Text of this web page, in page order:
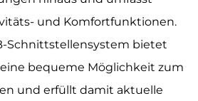
und Komfortfunktionen.
Schnittstellensystem bietet
bequeme Möglichkeit zum
und erfüllt damit aktuelle